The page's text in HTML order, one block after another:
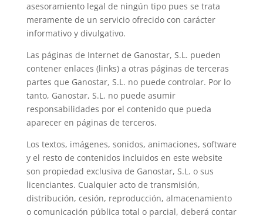
asesoramiento legal de ningún tipo pues se trata
meramente de un servicio ofrecido con carácter
informativo y divulgativo.
Las páginas de Internet de Ganostar, S.L. pueden
contener enlaces (links) a otras páginas de terceras
partes que Ganostar, S.L. no puede controlar. Por lo
tanto, Ganostar, S.L. no puede asumir
responsabilidades por el contenido que pueda
aparecer en páginas de terceros.
Los textos, imágenes, sonidos, animaciones, software
y el resto de contenidos incluidos en este website
son propiedad exclusiva de Ganostar, S.L. o sus
licenciantes. Cualquier acto de transmisión,
distribución, cesión, reproducción, almacenamiento
o comunicación pública total o parcial, deberá contar